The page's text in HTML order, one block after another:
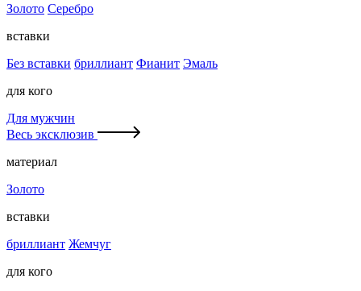
Золото Серебро
вставки
Без вставки бриллиант Фианит Эмаль
для кого
Для мужчин
Весь эксклюзив
материал
Золото
вставки
бриллиант Жемчуг
для кого